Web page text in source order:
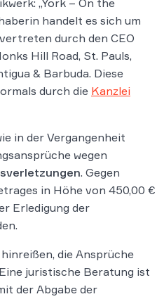
„York – On the
handelt es sich um
durch den CEO
Hill Road, St. Pauls,
& Barbuda. Diese
durch die Kanzlei
in der Vergangenheit
wegen
. Gegen
in Höhe von 450,00 €
Erledigung der
die Ansprüche
juristische Beratung ist
der Abgabe der